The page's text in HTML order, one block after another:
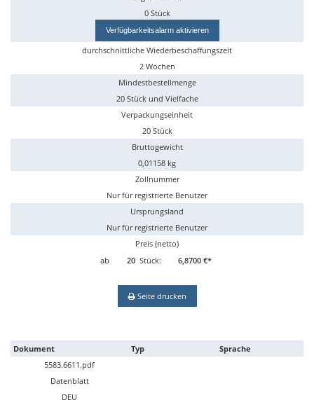
0 Stück
Verfügbarkeitsalarm aktivieren
durchschnittliche Wiederbeschaffungszeit
2 Wochen
Mindestbestellmenge
20 Stück und Vielfache
Verpackungseinheit
20 Stück
Bruttogewicht
0,01158 kg
Zollnummer
Nur für registrierte Benutzer
Ursprungsland
Nur für registrierte Benutzer
Preis (netto)
ab
20 Stück: 6,8700 €*
Seite drucken
Dokument Typ
Sprache
5583.6611.pdf
Datenblatt
DEU